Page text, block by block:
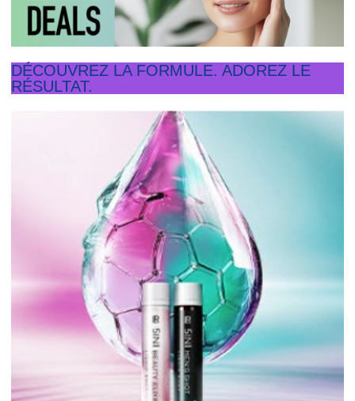
DÉCOUVREZ LA FORMULE. ADOREZ LE
RÉSULTAT.